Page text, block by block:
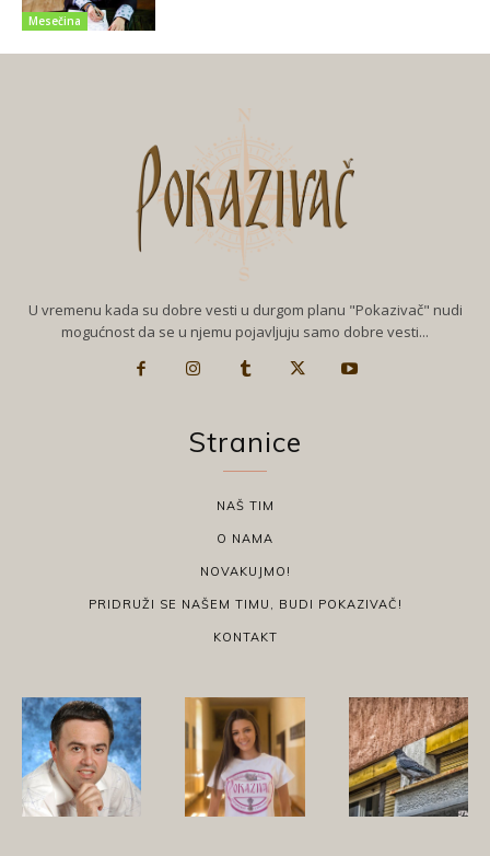
Mesečina
U vremenu kada su dobre vesti u durgom planu "Pokazivač" nudi
mogućnost da se u njemu pojavljuju samo dobre vesti...
Stranice
NAŠ TIM
O NAMA
NOVAKUJMO!
PRIDRUŽI SE NAŠEM TIMU, BUDI POKAZIVAČ!
KONTAKT